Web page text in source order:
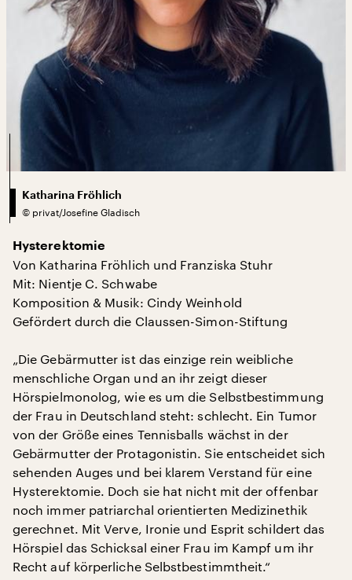
Katharina Fröhlich
© privat/Josefine Gladisch
Hysterektomie
Von Katharina Fröhlich und Franziska Stuhr
Mit: Nientje C. Schwabe
Komposition & Musik: Cindy Weinhold
Gefördert durch die Claussen-Simon-Stiftung
„Die Gebärmutter ist das einzige rein weibliche
menschliche Organ und an ihr zeigt dieser
Hörspielmonolog, wie es um die Selbstbestimmung
der Frau in Deutschland steht: schlecht. Ein Tumor
von der Größe eines Tennisballs wächst in der
Gebärmutter der Protagonistin. Sie entscheidet sich
sehenden Auges und bei klarem Verstand für eine
Hysterektomie. Doch sie hat nicht mit der offenbar
noch immer patriarchal orientierten Medizinethik
gerechnet. Mit Verve, Ironie und Esprit schildert das
Hörspiel das Schicksal einer Frau im Kampf um ihr
Recht auf körperliche Selbstbestimmtheit.“